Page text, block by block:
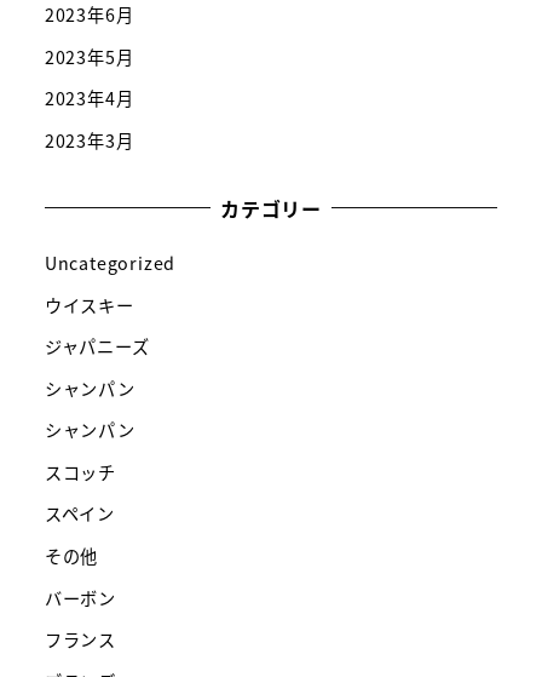
2023年6月
2023年5月
2023年4月
2023年3月
カテゴリー
Uncategorized
ウイスキー
ジャパニーズ
シャンパン
シャンパン
スコッチ
スペイン
その他
バーボン
フランス